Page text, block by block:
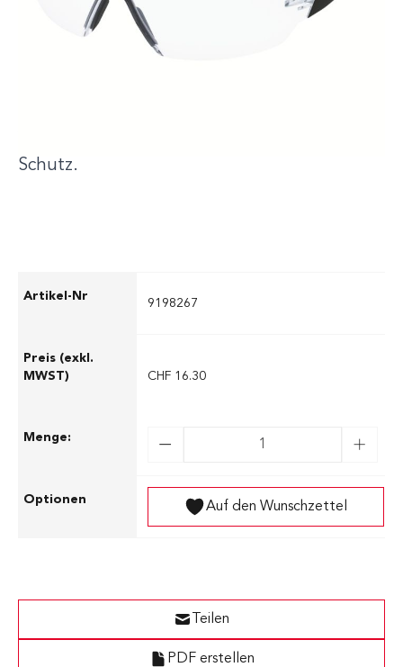
Staub und Wasser abweist, passt sich die
Brille perfekt der Gesichtsform an und sorgt
Schutz.
9198267
CHF 16.30
Auf den Wunschzettel
PDF erstellen
Teilen